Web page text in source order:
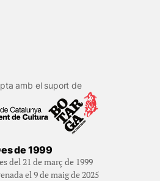
amb el suport de
de 1999
del 21 de març de 1999
el 9 de maig de 2025